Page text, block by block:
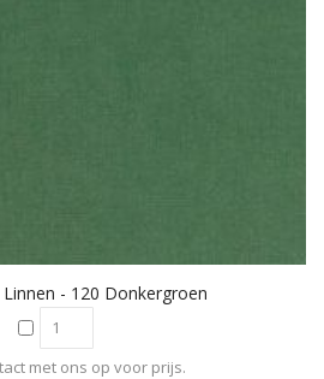
- 120 Donkergroen
met ons op voor prijs.